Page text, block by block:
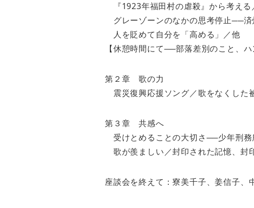
『1923年福田村の虐殺』から考える
グレーゾーンのなかの思考停止──
人を貶めて自分を「高める」／他
【休憩時間にて──部落差別のこと、ハ
第２章 歌の力
震災復興応援ソング／歌をなくした
第３章 共感へ
受けとめることの大切さ──少年刑
歌が羨ましい／封印された記憶、封
座談会を終えて：寮美千子、姜信子、